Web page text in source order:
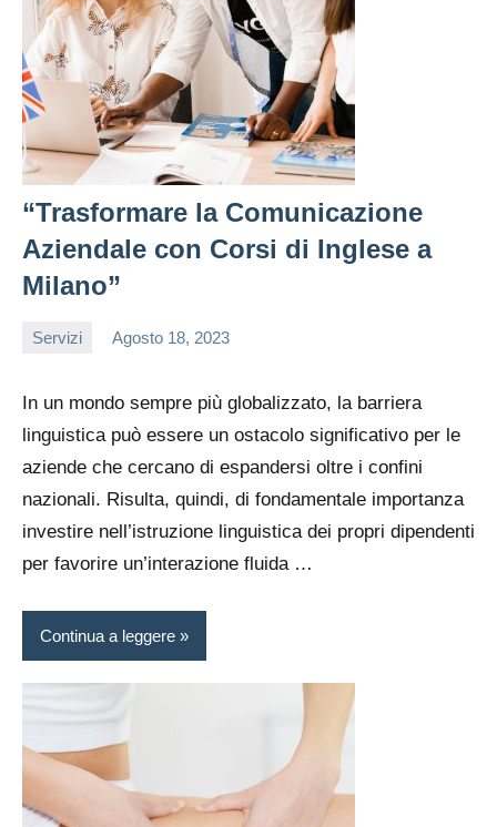
“Trasformare la Comunicazione
Aziendale con Corsi di Inglese a
Milano”
Servizi Agosto 18, 2023
In un mondo sempre più globalizzato, la barriera
linguistica può essere un ostacolo significativo per le
aziende che cercano di espandersi oltre i confini
nazionali. Risulta, quindi, di fondamentale importanza
investire nell’istruzione linguistica dei propri dipendenti
per favorire un’interazione fluida …
Continua a leggere